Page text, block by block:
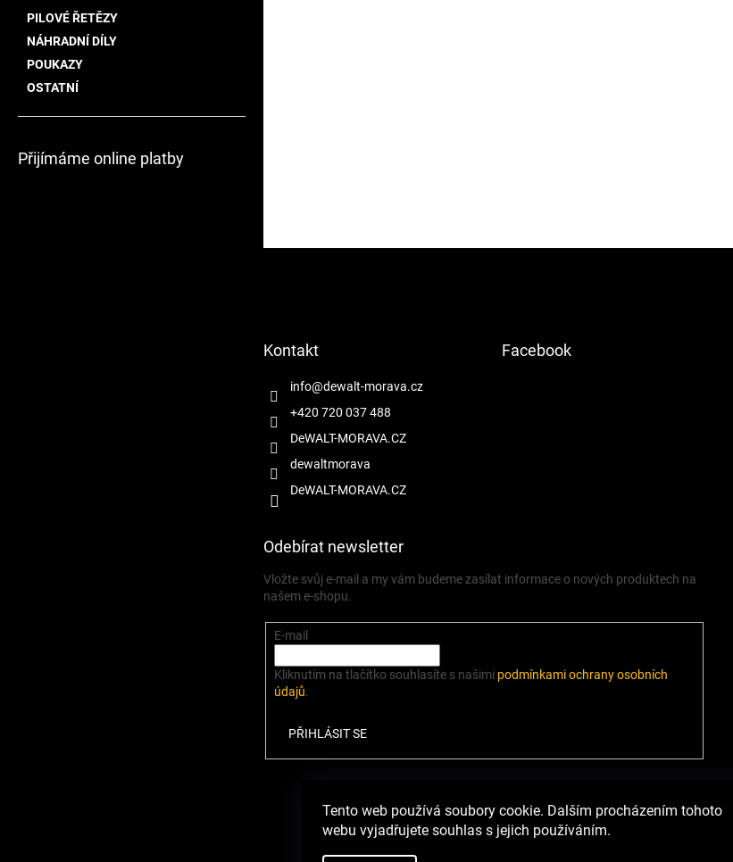
Tento web používá soubory cookie. Dalším procházením tohoto
webu vyjadřujete souhlas s jejich používáním.
PILOVÉ ŘETĚZY
NÁHRADNÍ DÍLY
POUKAZY
OSTATNÍ
Přijímáme online platby
Kontakt
info@dewalt-morava.cz
+420 720 037 488
DeWALT-MORAVA.CZ
dewaltmorava
DeWALT-MORAVA.CZ
Facebook
Odebírat newsletter
Vložte svůj e-mail a my vám budeme zasílat informace o nových produktech na
našem e-shopu.
E-mail
Kliknutím na tlačítko souhlasíte s našimi podmínkami ochrany osobních
údajů.
PŘIHLÁSIT SE
Zboží.cz Heureka.cz Podmínky ochrany osobních údajů